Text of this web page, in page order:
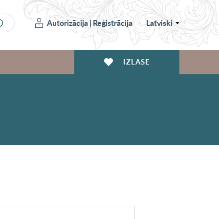
Autorizācija|Reģistrācija Latviski
IZLASE